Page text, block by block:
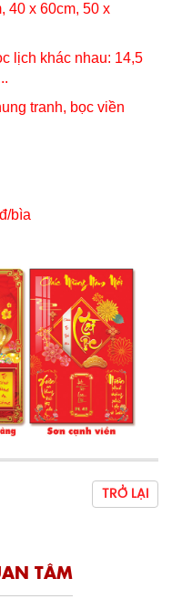
40 x 60cm, 50 x
lịch khác nhau: 14,5
tranh, bọc viền
bìa
TRỞ LẠI
TÂM